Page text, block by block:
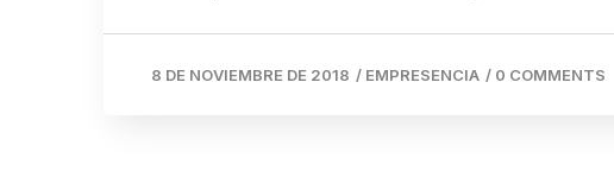
8 DE NOVIEMBRE DE 2018 / EMPRESENCIA / 0 COMMENTS